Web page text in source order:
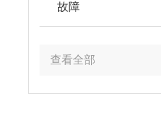
故障
查看全部